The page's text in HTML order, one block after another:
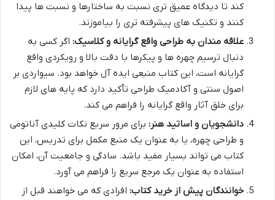
کند تا دیدگاه عمیق تری نسبت به ساختارها و نسبت ها پیدا
کنند و تکنیک های پیشرفته تری را بیاموزند.
علاقه مندان به طراحی واقع گرایانه و کلاسیک: اگر کسی به
دنبال ترسیم چهره ها و پیکرها با دقت بالا و رویکردی واقع
گرایانه است، این کتاب منبعی ایده آل خواهد بود. سیواردی بر
اصول سنتی و آکادمیک طراحی تأکید دارد که پایه های لازم
برای خلق آثار واقع گرایانه را فراهم می کند.
دانشجویان و اساتید هنر: برای مرور سریع نکات کلیدی آناتومی
و طراحی چهره، یا به عنوان یک منبع مکمل برای تدریس، این
کتاب می تواند بسیار مفید باشد. سادگی و جامعیت آن، امکان
استفاده به عنوان یک مرجع سریع را فراهم می آورد.
خوانندگان پیش از خرید کتاب: افرادی که می خواهند قبل از